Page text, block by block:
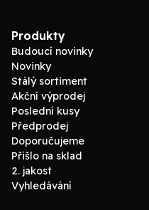
Produkty
Budoucí novinky
Novinky
Stálý sortiment
Akční výprodej
Poslední kusy
Předprodej
Doporučujeme
Přišlo na sklad
2. jakost
Vyhledávání